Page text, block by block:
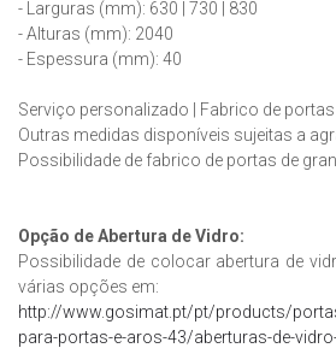
- Larguras (mm): 630 | 730 | 830
- Alturas (mm): 2040
- Espessura (mm): 40
Serviço personalizado | Fabrico de portas
Outras medidas disponíveis sujeitas a
Possibilidade de fabrico de portas de
Opção de Abertura de Vidro:
Possibilidade de colocar abertura de
várias opções em:
http://www.gosimat.pt/pt/products/
para-portas-e-aros-43/aberturas-de-